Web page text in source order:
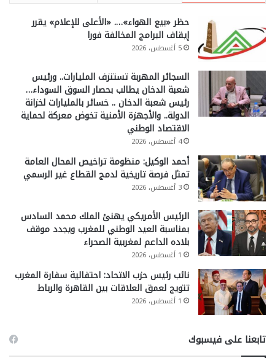
حظر «بيع الهواء»…. «الأعلى للإعلام» يقرر
إيقاف البرامج المخالفة فورا
5 أغسطس، 2026
السجائر المهربة تستنزف المليارات.. ورئيس
شعبة الدخان يطالب بحصار السوق السوداء…
رئيس شعبة الدخان .. خسائر بالمليارات لخزانة
الدولة.. والأجهزة الأمنية تخوض معركة لحماية
الاقتصاد الوطني
4 أغسطس، 2026
أحمد الوكيل: منظومة تراخيص المحال العامة
تمثل فرصة تاريخية لدمج القطاع غير الرسمي
3 أغسطس، 2026
الرئيس الأمريكي يهنئ الملك محمد السادس
بمناسبة العيد الوطني للمغرب ويجدد موقف
بلاده الداعم لمغربية الصحراء
1 أغسطس، 2026
نائب رئيس حزب الاتحاد: احتفالية سفارة المغرب
تتويج لعمق العلاقات بين القاهرة والرباط
1 أغسطس، 2026
تابعنا على فيسبوك